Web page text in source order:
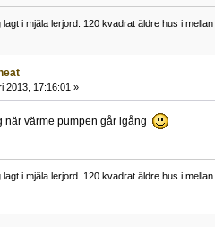
i mjäla lerjord. 120 kvadrat äldre hus i
2013, 17:16:01 »
när värme pumpen går igång
i mjäla lerjord. 120 kvadrat äldre hus i